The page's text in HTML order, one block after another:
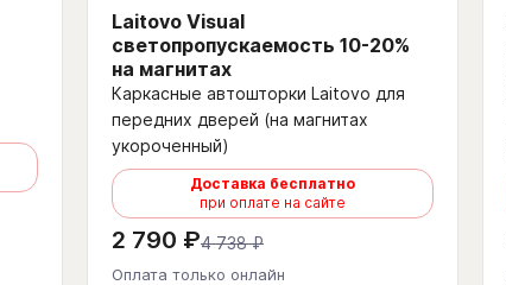
Laitovo Visual
светопропускаемость 10-20%
на магнитах
Каркасные автошторки Laitovo для
передних дверей (на магнитах
укороченный)
Доставка бесплатно
при оплате на сайте
2 790 ₽4 738 ₽
Оплата только онлайн